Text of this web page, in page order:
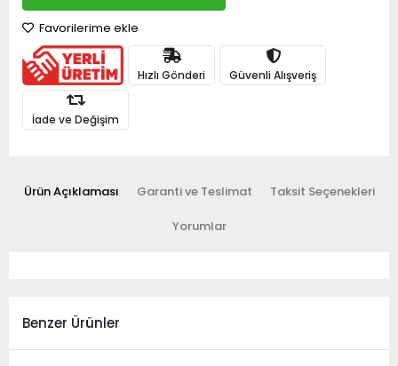
Favorilerime ekle
Hızlı Gönderi Güvenli Alışveriş
İade ve Değişim
Ürün Açıklaması Garanti ve Teslimat Taksit Seçenekleri
Yorumlar
Benzer Ürünler